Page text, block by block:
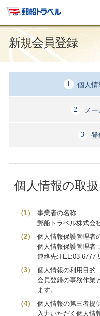
新規会員登録
個人情
メ
登
個人情報の取
事業者の名称
郵船トラベル株式会
個人情報保護管理者
個人情報保護管理者
連絡先:TEL:03-6777-
個人情報の利用目的
会員登録の事務作業
ます。
個人情報の第三者提
入力いただく個人情